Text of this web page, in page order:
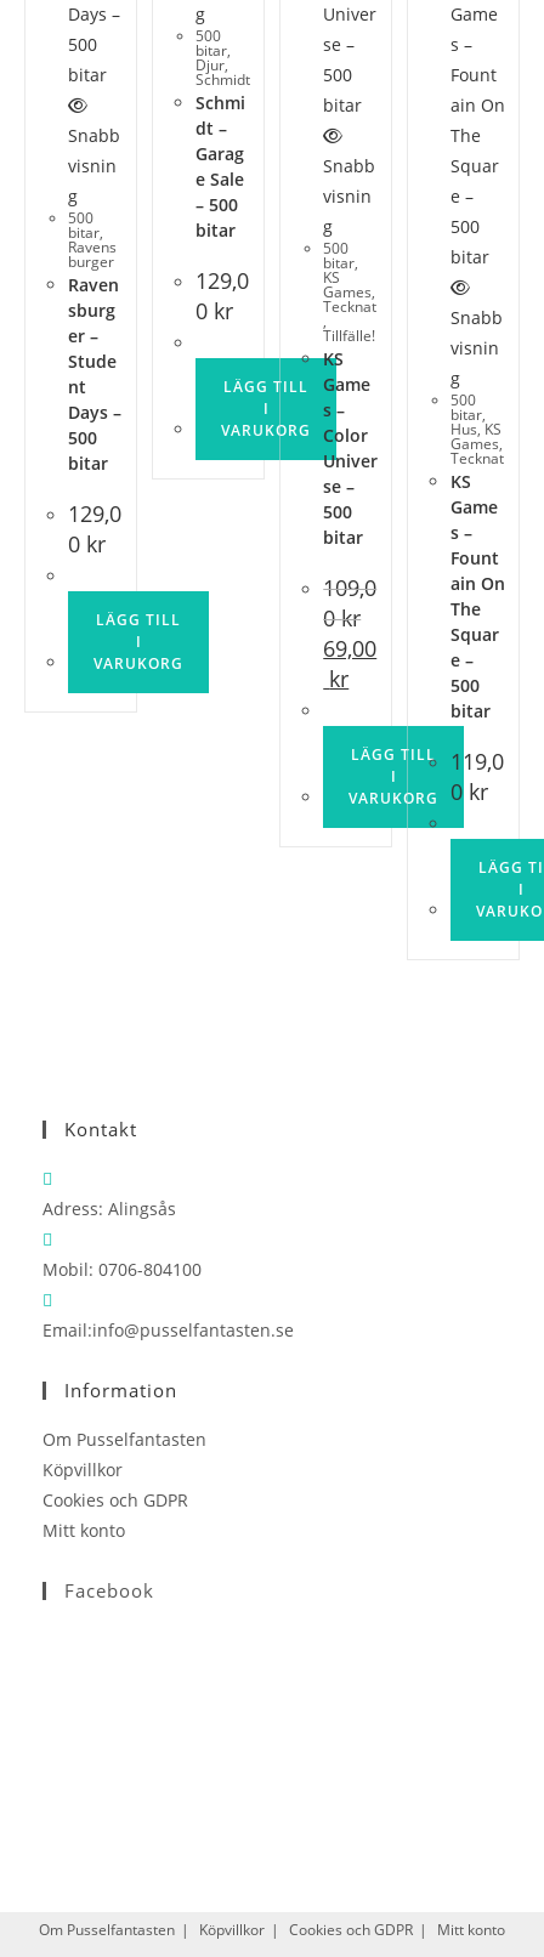
Snabb
visnin
g
500
bitar,
Ravens
burger
Raven
sburg
er –
Stude
nt
Days –
500
bitar
129,0
0 kr
LÄGG TILL
I
VARUKORG
g
500
bitar,
Djur,
Schmidt
Schmi
dt –
Garag
e Sale
– 500
bitar
129,0
0 kr
LÄGG TILL
I
VARUKORG
Snabb
visnin
g
500
bitar,
KS
Games,
Tecknat
,
Tillfälle!
KS
Game
s –
Color
Univer
se –
500
bitar
109,0
0kr
Det
ursprungliga
priset
var:
69,00
krDet
nuvarande
är:
LÄGG TILL
I
VARUKORG
Snabb
visnin
g
500
bitar,
Hus,KS
Games,
Tecknat
KS
Game
s –
Fount
ain On
The
Squar
e –
500
bitar
119,0
0 kr
LÄGG
I
Kontakt
Adress: Alingsås
Mobil: 0706-804100
Email:info@pusselfantasten.se
Information
Om Pusselfantasten
Köpvillkor
Cookies och GDPR
Mitt konto
Facebook
Om Pusselfantasten Köpvillkor Cookies och GDPR Mitt konto